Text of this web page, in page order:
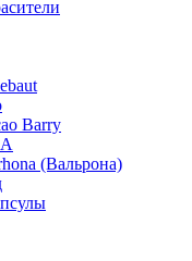
Barry
(Вальрона)